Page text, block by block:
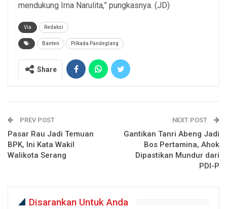
mendukung Irna Narulita,” pungkasnya. (JD)
Via Redaksi
Banten Pilkada Pandeglang
Share
PREV POST
Pasar Rau Jadi Temuan
BPK, Ini Kata Wakil
Walikota Serang
NEXT POST
Gantikan Tanri Abeng Jadi
Bos Pertamina, Ahok
Dipastikan Mundur dari
PDI-P
Disarankan Untuk Anda